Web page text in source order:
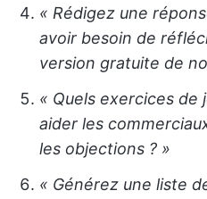
« Rédigez une
avoir besoin de
version gratuite de
« Quels exercices de
aider les
les objections ? »
« Générez une liste